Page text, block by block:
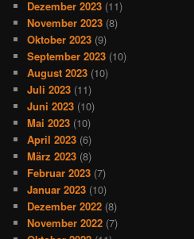
Dezember 2023 (11)
November 2023 (8)
Oktober 2023 (9)
September 2023 (10)
August 2023 (10)
Juli 2023 (11)
Juni 2023 (10)
Mai 2023 (10)
April 2023 (6)
März 2023 (8)
Februar 2023 (7)
Januar 2023 (10)
Dezember 2022 (8)
November 2022 (7)